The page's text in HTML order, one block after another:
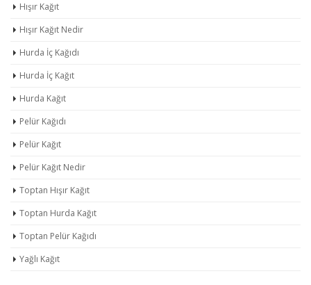
Hışır Kağıt
Hışır Kağıt Nedir
Hurda İç Kağıdı
Hurda İç Kağıt
Hurda Kağıt
Pelür Kağıdı
Pelür Kağıt
Pelür Kağıt Nedir
Toptan Hışır Kağıt
Toptan Hurda Kağıt
Toptan Pelür Kağıdı
Yağlı Kağıt